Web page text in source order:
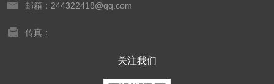
邮箱：244322418@qq.com
传真：
关注我们